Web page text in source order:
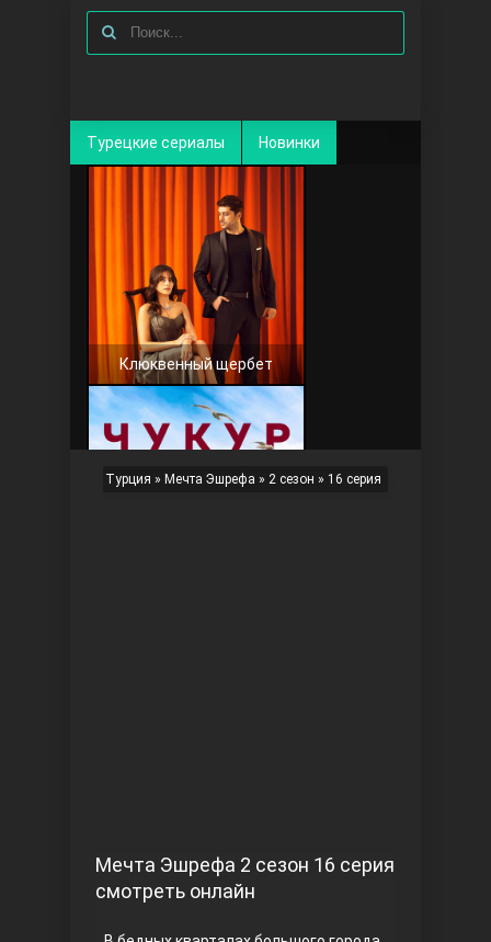
Турецкие сериалы Новинки
Клюквенный щербет
Турция » Мечта Эшрефа » 2 сезон » 16 серия
Мечта Эшрефа 2 сезон 16 серия
смотреть онлайн